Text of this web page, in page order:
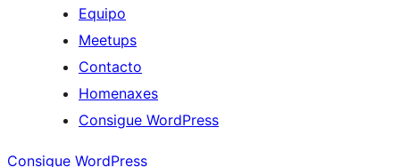
Equipo
Meetups
Contacto
Homenaxes
Consigue WordPress
Consigue WordPress